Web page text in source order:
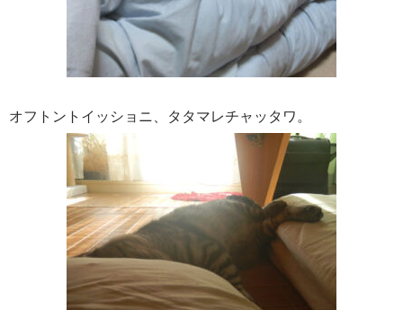
オフトントイッショニ、タタマレチャッタワ。